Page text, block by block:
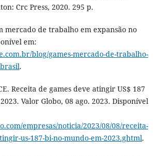
Crc Press, 2020. 295 p.
mercado de trabalho em expansão no
em:
blog/games-mercado-de-trabalho-
.
Receita de games deve atingir US$ 187
Valor Globo, 08 ago. 2023. Disponível
empresas/noticia/2023/08/08/receita-
us-187-bi-no-mundo-em-2023.ghtml.